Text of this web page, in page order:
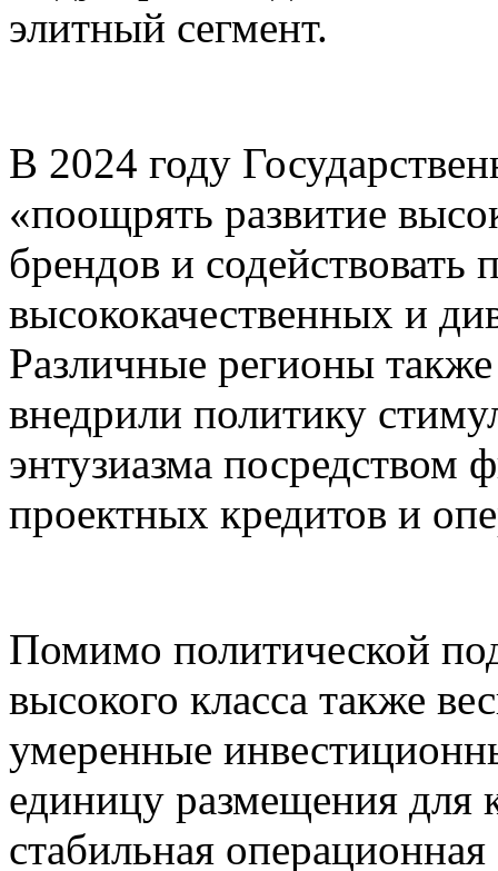
элитный сегмент.
В 2024 году
«поощрять развитие
брендов и содействовать
высококачественных и
Различные регионы
внедрили политику
энтузиазма посредством
проектных кредитов и
Помимо политической
высокого класса также
умеренные
единицу размещения для
стабильная